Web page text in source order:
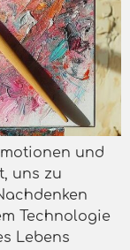
und
uns zu
Technologie
Lebens